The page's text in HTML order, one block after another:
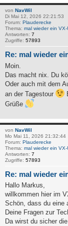
von NavWil
Di Mai 12, 2026 22:21:53
Forum: Plauderecke
Thema: mal wieder ein VX-
Antworten: 7
Zugriffe: 57893
Re: mal wieder
Moin.
Das macht nix. Du
Oder auch mit dem
an der Tagestour
Grüße
von NavWil
Mo Mai 11, 2026 21:32:44
Forum: Plauderecke
Thema: mal wieder ein VX-
Antworten: 7
Zugriffe: 57893
Re: mal wieder
Hallo Markus,
willkommen hier im
Schön, dass du eine
Deine Fragen zur
Da wirst du sicher